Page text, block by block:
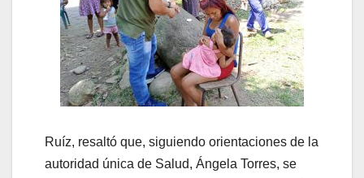
Ruíz, resaltó que, siguiendo orientaciones de la
autoridad única de Salud, Ángela Torres, se